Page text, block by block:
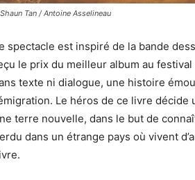
Tan / Antoine Asselineau
spectacle est inspiré de la bande
le prix du meilleur album au festival
texte ni dialogue, une histoire
Le héros de ce livre
terre nouvelle, dans le but de
dans un étrange pays où vivent